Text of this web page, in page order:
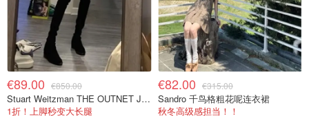
€89.00 €850.00
Stuart Weitzman THE OUTNET Jocey 弹力绒面过膝靴
1折！上脚秒变大长腿
€82.00 €315.00
Sandro 千鸟格粗花呢连衣裙
秋冬高级感担当！！